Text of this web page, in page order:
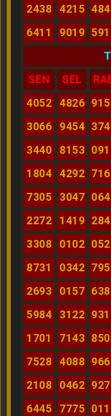
2438
4215
6411
9019
SEN
SEL
4052
4826
3066
9454
3440
8153
1804
4292
7305
3047
2272
1419
3308
0102
8731
0342
2693
0157
5984
3122
1701
7143
7528
4088
2108
0462
6445
7775